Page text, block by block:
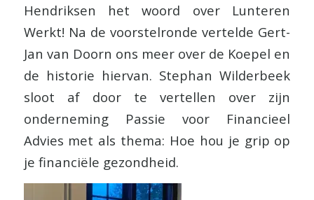
Hendriksen het woord over Lunteren
Werkt! Na de voorstelronde vertelde Gert-
Jan van Doorn ons meer over de Koepel en
de historie hiervan. Stephan Wilderbeek
sloot af door te vertellen over zijn
onderneming Passie voor Financieel
Advies met als thema: Hoe hou je grip op
je financiële gezondheid.